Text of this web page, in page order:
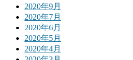
2020年9月
2020年7月
2020年6月
2020年5月
2020年4月